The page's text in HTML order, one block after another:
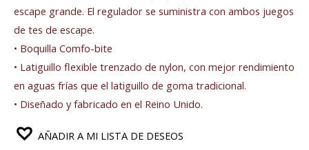
escape grande. El regulador se suministra con ambos juegos
de tes de escape.
• Boquilla Comfo-bite
• Latiguillo flexible trenzado de nylon, con mejor rendimiento
en aguas frías que el latiguillo de goma tradicional.
• Diseñado y fabricado en el Reino Unido.
AÑADIR A MI LISTA DE DESEOS